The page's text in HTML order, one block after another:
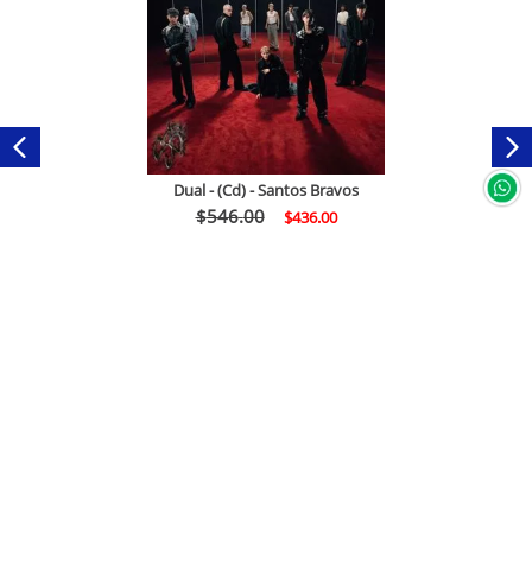
Dual - (Cd) - Santos Bravos
$546.00 $436.00